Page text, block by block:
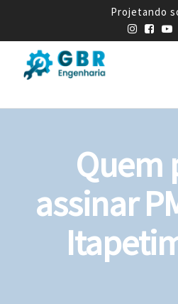
Projetando
Engenharia
Quem
assinar